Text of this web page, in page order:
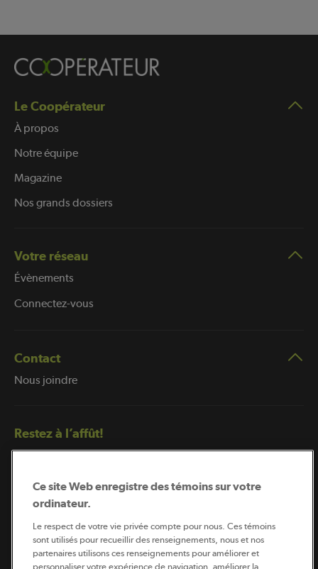
Le Coopérateur
À propos
Notre équipe
Magazine
Nos grands dossiers
Votre réseau
Évènements
Connectez-vous
Contact
Nous joindre
Restez à l’affût!
Abonnement à l’infolettre
Ce site Web enregistre des témoins sur votre
ordinateur.
Le respect de votre vie privée compte pour nous. Ces témoins
sont utilisés pour recueillir des renseignements, nous et nos
partenaires utilisons ces renseignements pour améliorer et
personnaliser votre expérience de navigation, améliorer la